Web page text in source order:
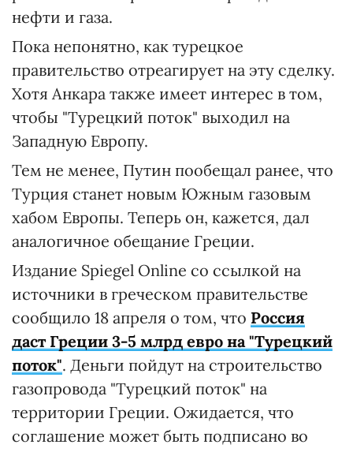
нефти и газа.
Пока непонятно, как турецкое
правительство отреагирует на эту сделку.
Хотя Анкара также имеет интерес в том,
чтобы "Турецкий поток" выходил на
Западную Европу.
Тем не менее, Путин пообещал ранее, что
Турция станет новым Южным газовым
хабом Европы. Теперь он, кажется, дал
аналогичное обещание Греции.
Издание Spiegel Online со ссылкой на
источники в греческом правительстве
сообщило 18 апреля о том, что Россия
даст Греции 3-5 млрд евро на "Турецкий
поток". Деньги пойдут на строительство
газопровода "Турецкий поток" на
территории Греции. Ожидается, что
соглашение может быть подписано во